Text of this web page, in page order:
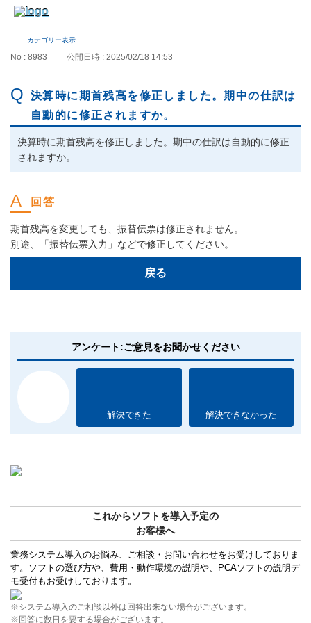
カテゴリー表示
No : 8983 公開日時 : 2025/02/18 14:53
決算時に期首残高を修正しました。期中の仕訳は
自動的に修正されますか。
決算時に期首残高を修正しました。期中の仕訳は自動的に修正
されますか。
期首残高を変更しても、振替伝票は修正されません。
別途、「振替伝票入力」などで修正してください。
戻る
アンケート:ご意見をお聞かせください
解決できた 解決できなかった
これからソフトを導入予定の
お客様へ
業務システム導入のお悩み、ご相談・お問い合わせをお受けしておりま
す。ソフトの選び方や、費用・動作環境の説明や、PCAソフトの説明デ
モ受付もお受けしております。
※システム導入のご相談以外は回答出来ない場合がございます。
※回答に数日を要する場合がございます。